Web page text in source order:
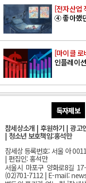
[전자산업
④ 좋아했
[마이클
인플레이
독자제보
참세상소개 | 후원하기 |광고
| 청소년 보호책임:홍석만
참세상 등록번호: 서울 아
| 편집인: 홍석만
서울시 마포구 양화로8길
(02)701-7112 | E-mail: